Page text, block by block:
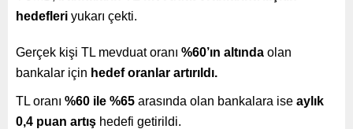
hedefleri yukarı çekti.
Gerçek kişi TL mevduat oranı %60’ın altında olan
bankalar için hedef oranlar artırıldı.
TL oranı %60 ile %65 arasında olan bankalara ise aylık
0,4 puan artış hedefi getirildi.